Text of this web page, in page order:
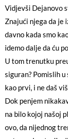
Vidjevši Dejanovo
Znajući njega da je
davno kada smo
idemo dalje da ću
U tom trenutku
siguran? Pomislih
kao prvi, i ne daš
Dok penjem
na bilo kojoj našoj
ovo, da nijednog